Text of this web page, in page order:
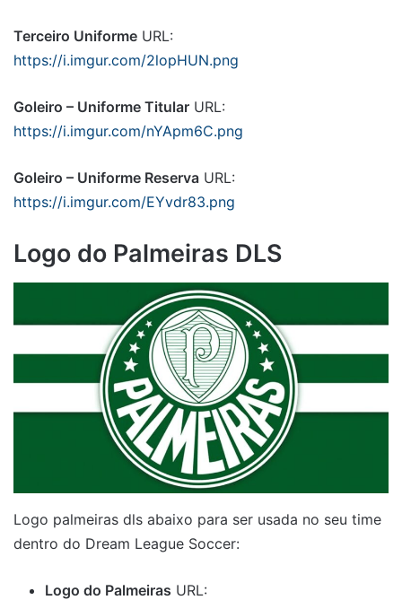
Terceiro Uniforme URL:
https://i.imgur.com/2lopHUN.png
Goleiro – Uniforme Titular URL:
https://i.imgur.com/nYApm6C.png
Goleiro – Uniforme Reserva URL:
https://i.imgur.com/EYvdr83.png
Logo do Palmeiras DLS
Logo palmeiras dls abaixo para ser usada no seu time
dentro do Dream League Soccer:
Logo do Palmeiras URL: